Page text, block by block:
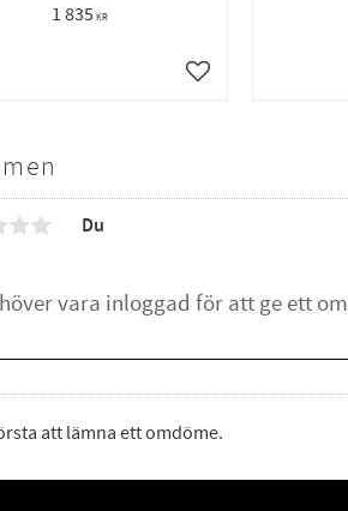
Du
att lämna ett omdöme.
1 835 KR
Lägg till i favoriter